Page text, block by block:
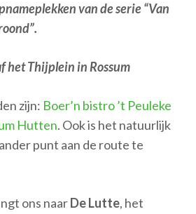
van de serie “Van
het Thijplein in Rossum
zijn: Boer’n bistro ’t Peuleke
Hutten. Ook is het natuurlijk
punt aan de route te
ons naarDe Lutte, het